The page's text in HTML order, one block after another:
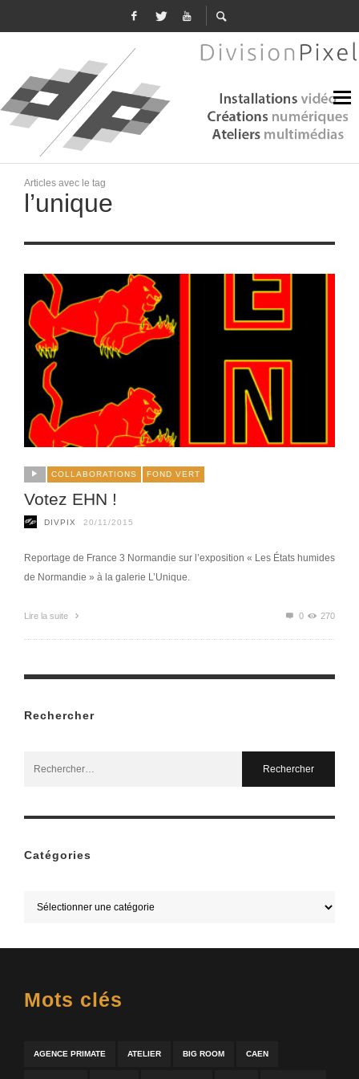
Articles avec le tag
l’unique
COLLABORATIONS FOND VERT
Votez EHN !
DIVPIX 20/11/2015
Reportage de France 3 Normandie sur l’exposition « Les États humides
de Normandie » à la galerie L’Unique.
Lire la suite 0 270
Rechercher
Catégories
Mots clés
AGENCE PRIMATE ATELIER BIG ROOM CAEN